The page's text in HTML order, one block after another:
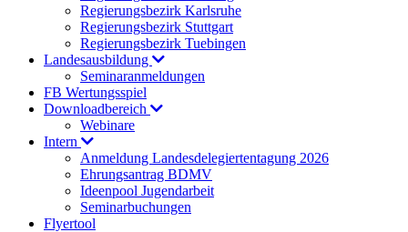
Regierungsbezirk Karlsruhe
Regierungsbezirk Stuttgart
Regierungsbezirk Tuebingen
Landesausbildung
Seminaranmeldungen
FB Wertungsspiel
Downloadbereich
Webinare
Intern
Anmeldung Landesdelegiertentagung 2026
Ehrungsantrag BDMV
Ideenpool Jugendarbeit
Seminarbuchungen
Flyertool